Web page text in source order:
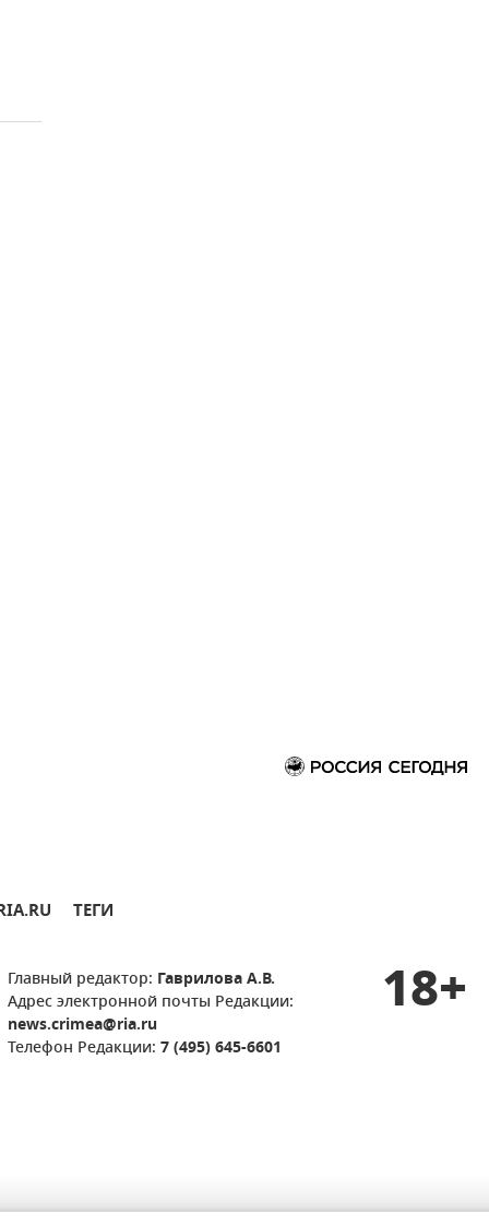
ТЕГИ
Главный редактор: Гаврилова А.В.
Адрес электронной почты Редакции:
news.crimea@ria.ru
Телефон Редакции: 7 (495) 645-6601
18+